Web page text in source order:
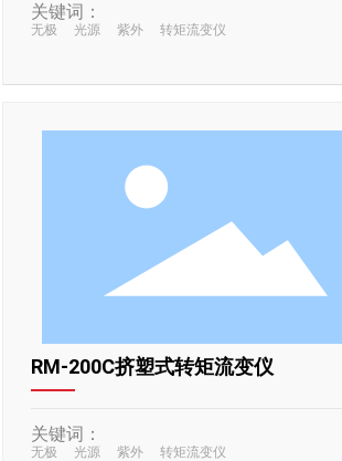
关键词：
无极 光源 紫外 转矩流变仪
RM-200C挤塑式转矩流变仪
关键词：
无极 光源 紫外 转矩流变仪